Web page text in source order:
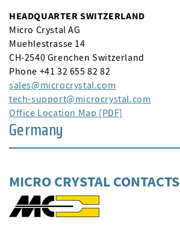
HEADQUARTER SWITZERLAND
Micro Crystal AG
Muehlestrasse 14
CH-2540 Grenchen Switzerland
Phone +41 32 655 82 82
sales
microcrystal com
tech-support
microcrystal com
Office Location Map [PDF]
Germany
MICRO CRYSTAL CONTACTS